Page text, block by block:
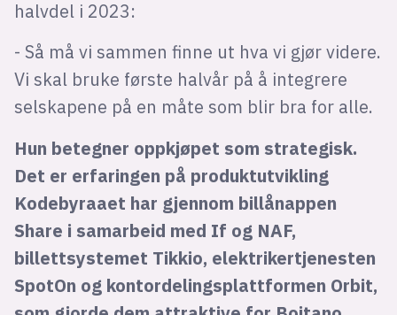
halvdel i 2023:
- Så må vi sammen finne ut hva vi gjør videre.
Vi skal bruke første halvår på å integrere
selskapene på en måte som blir bra for alle.
Hun betegner oppkjøpet som strategisk.
Det er erfaringen på produktutvikling
Kodebyraaet har gjennom billånappen
Share i samarbeid med If og NAF,
billettsystemet Tikkio, elektrikertjenesten
SpotOn og kontordelingsplattformen Orbit,